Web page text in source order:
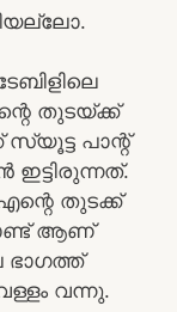
തുടയ്ക്ക്
സ്യൂട്ട പാന്റ്
തുടക്ക്
കൊണ്ട് ആണ്
ഭാഗത്ത്
വന്നു.